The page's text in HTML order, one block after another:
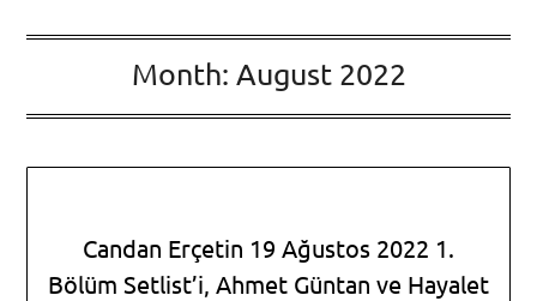
Month: August 2022
Candan Erçetin 19 Ağustos 2022 1.
Bölüm Setlist’i, Ahmet Güntan ve Hayalet